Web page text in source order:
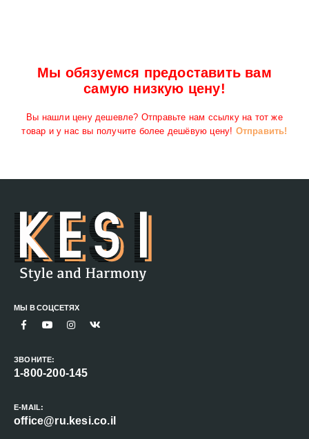
Мы обязуемся предоставить вам
самую низкую цену!
Вы нашли цену дешевле? Отправьте нам ссылку на тот же
товар и у нас вы получите более дешёвую цену! Отправить!
МЫ В СОЦСЕТЯХ
ЗВОНИТЕ:
1-800-200-145
E-MAIL:
office@ru.kesi.co.il